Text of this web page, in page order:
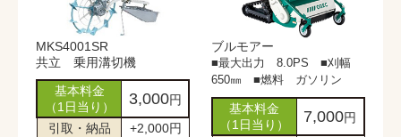
MKS4001SR
共立 乗用溝切機
基本料金
（1日当り）
3,000円
引取・納品
+2,000円
ブルモアー
■最大出力 8.0PS ■刈幅
650㎜ ■燃料 ガソリン
基本料金
（1日当り）
7,000円